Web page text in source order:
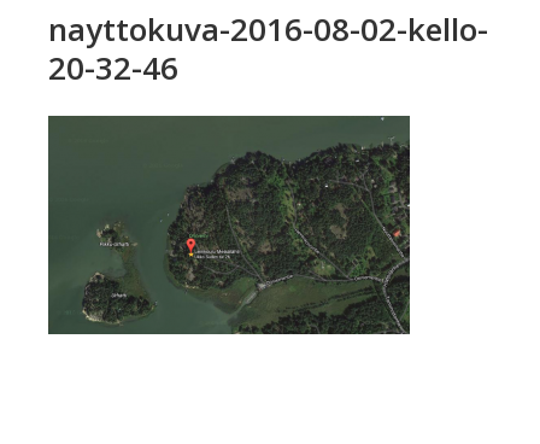
nayttokuva-2016-08-02-kello-
20-32-46